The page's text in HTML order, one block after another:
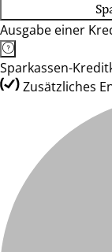
Ausgabe einer
Sparkassen-
Zusätzliches